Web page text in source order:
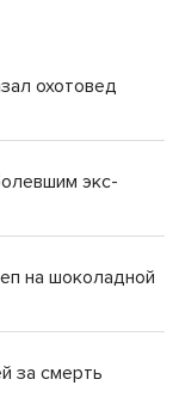
охотовед
экс-
на шоколадной
за смерть